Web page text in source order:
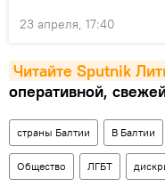
23 апреля, 17:40
Читайте Sputnik
оперативной,
страны Балтии В Балтии
Общество ЛГБТ